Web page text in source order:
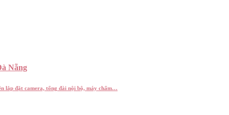
Nẵng
lắp đặt camera, tổng đài nội bộ, máy chấm…